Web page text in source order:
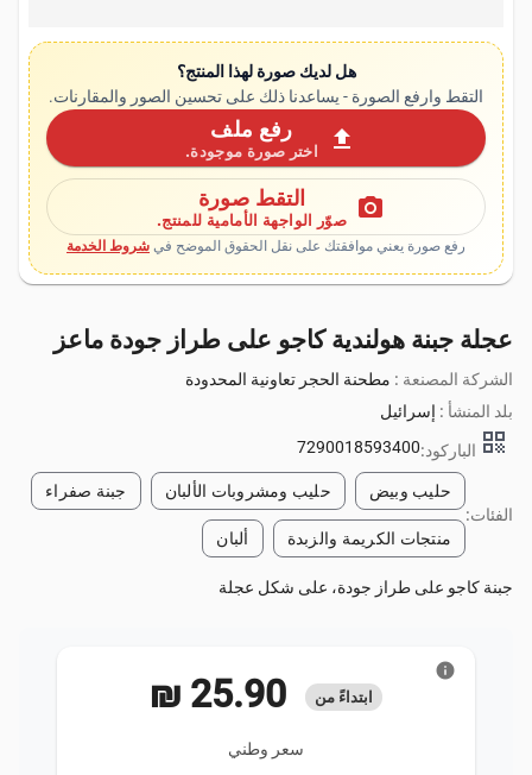
هل لديك صورة لهذا المنتج؟
التقط وارفع الصورة - يساعدنا ذلك على تحسين الصور والمقارنات.
upload رفع ملف
اختر صورة موجودة.
photo_camera التقط صورة
صوّر الواجهة الأمامية للمنتج.
رفع صورة يعني موافقتك على نقل الحقوق الموضح في شروط الخدمة
عجلة جبنة هولندية كاجو على طراز جودة ماعز
الشركة المصنعة : مطحنة الحجر تعاونية المحدودة
بلد المنشأ : إسرائيل
qr_code الباركود:7290018593400
الفئات:
حليب وبيض حليب ومشروبات الألبان جبنة صفراء
منتجات الكريمة والزبدة ألبان
جبنة كاجو على طراز جودة، على شكل عجلة
ابتداءً من
سعر وطني
info